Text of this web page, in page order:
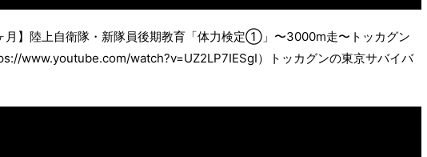
月】陸上自衛隊・新隊員後期教育「体力検定①」〜3000m走〜トッカグン
www.youtube.com/watch?v=UZ2LP7IESgI）トッカグンの東京サバイバ